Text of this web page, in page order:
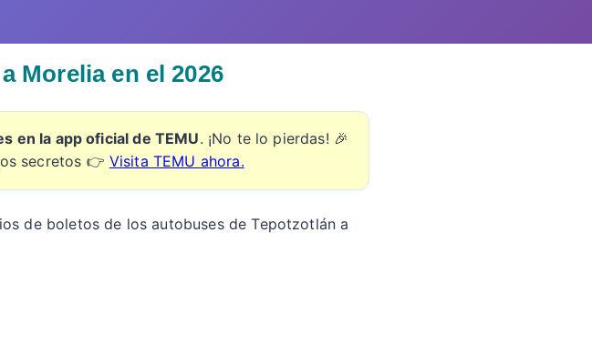
Morelia en el 2026
en la app oficial de TEMU. ¡No te lo pierdas! 🎉
secretos 👉 Visita TEMU ahora.
de boletos de los autobuses de Tepotzotlán a